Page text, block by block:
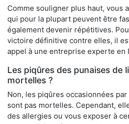
Comme souligner plus haut, vous
qui pour la plupart peuvent être
également devenir répétitives.
victoire définitive contre elles, il
appel à une entreprise experte en
Les piqûres des punaises de
mortelles ?
Non, les piqûres occasionnées
sont pas mortelles. Cependant,
des allergies ou vous exposer à